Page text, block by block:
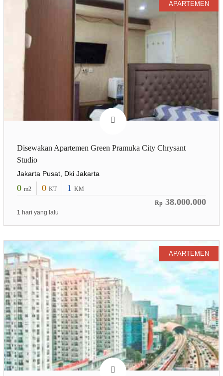
APARTEMEN
Disewakan Apartemen Green Pramuka City Chrysant
Studio
Jakarta Pusat, Dki Jakarta
0 m2 0 KT 1 KM
Rp 38.000.000
1 hari yang lalu
APARTEMEN